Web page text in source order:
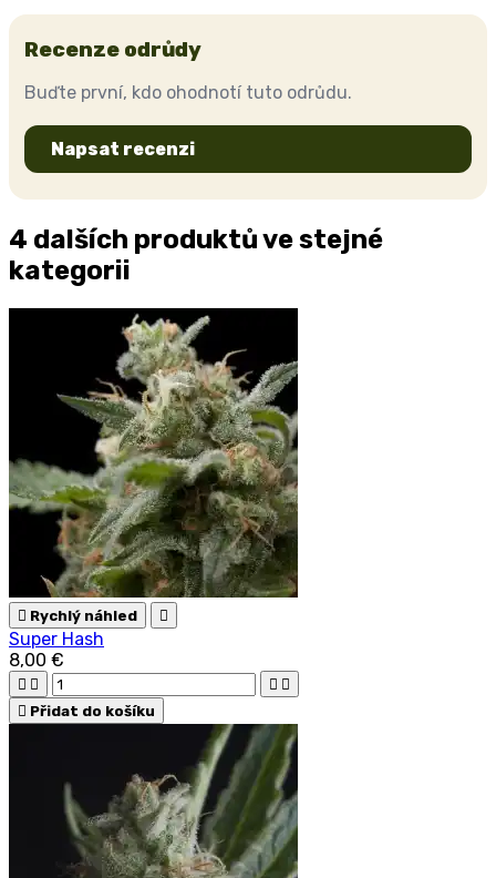
Recenze odrůdy
Buďte první, kdo ohodnotí tuto odrůdu.
Napsat recenzi
4 dalších produktů ve stejné
kategorii
 Rychlý náhled 
Super Hash
8,00 €
   
 Přidat do košíku